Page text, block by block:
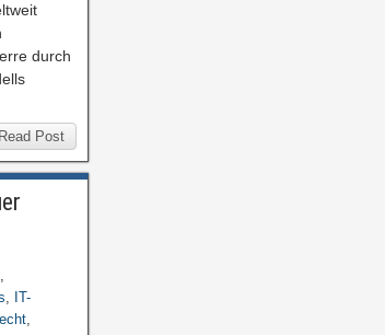
durch
Read Post
,
, IT-
,